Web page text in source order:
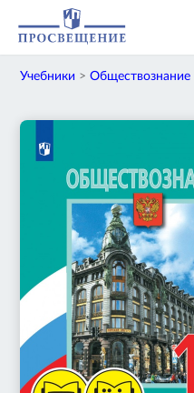
Учебники >Обществознание